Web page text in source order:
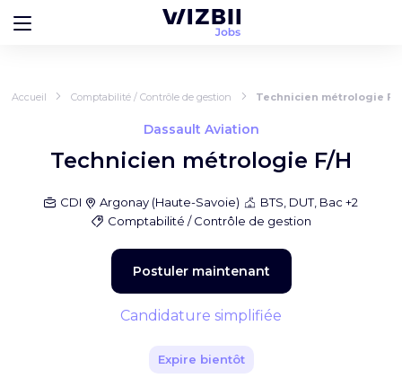
Accueil Comptabilité / Contrôle de gestion Technicien métrologie F/
Dassault Aviation
Technicien métrologie F/H
CDI Argonay(Haute-Savoie)
BTS, DUT, Bac +2
Comptabilité / Contrôle de gestion
Postuler maintenant
Candidature simplifiée
Expire bientôt